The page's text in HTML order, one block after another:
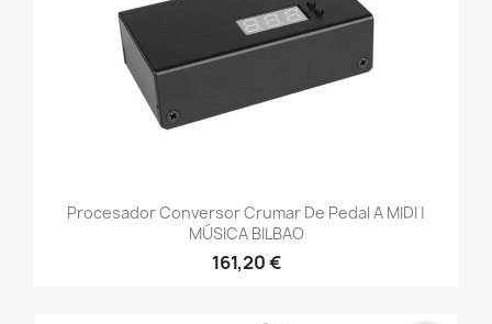
Procesador Conversor Crumar De Pedal A MIDI |
MÚSICA BILBAO
161,20 €